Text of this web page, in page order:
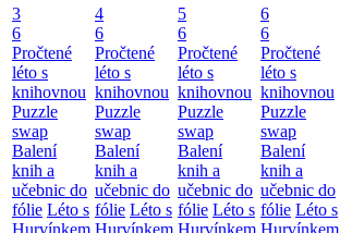
3
6
Pročtené
léto s
knihovnou
Puzzle
swap
Balení
knih a
učebnic do
fólie Léto s
Hurvínkem
4
6
Pročtené
léto s
knihovnou
Puzzle
swap
Balení
knih a
učebnic do
fólie Léto s
Hurvínkem
5
6
Pročtené
léto s
knihovnou
Puzzle
swap
Balení
knih a
učebnic do
fólie Léto s
Hurvínkem
6
6
Pročtené
léto s
knihovnou
Puzzle
swap
Balení
knih a
učebnic do
fólie Léto s
Hurvínkem